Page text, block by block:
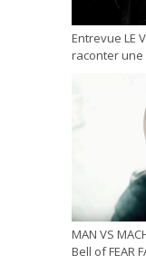
Entrevue LE
raconter
MAN VS
Bell of FEAR